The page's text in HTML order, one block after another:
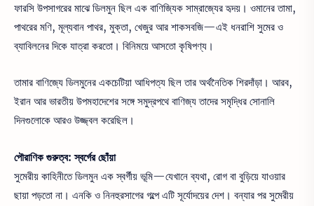
ফারসি উপসাগরের মাঝে ডিলমুন ছিল এক বাণিজ্যিক সাম্রাজ্যের হৃদয়। ওমানের তামা,
পাথরের মণি, মূল্যবান পাথর, মুক্তা, খেজুর আর শাকসবজি—এই ধনরাশি সুমের ও
ব্যাবিলনের দিকে যাত্রা করতো। বিনিময়ে আসতো কৃষিপণ্য।
তামার বাণিজ্যে ডিলমুনের একচেটিয়া আধিপত্য ছিল তার অর্থনৈতিক শিরদাঁড়া। আরব,
ইরান আর ভারতীয় উপমহাদেশের সঙ্গে সমুদ্রপথে বাণিজ্য তাদের সমৃদ্ধির সোনালি
দিনগুলোকে আরও উজ্জ্বল করেছিল।
পৌরাণিক গুরুত্ব: স্বর্গের ছোঁয়া
সুমেরীয় কাহিনীতে ডিলমুন এক স্বর্গীয় ভূমি—যেখানে ব্যথা, রোগ বা বুড়িয়ে যাওয়ার
ছায়া পড়তো না। এনকি ও নিনহুরসাগের গল্পে এটি সূর্যোদয়ের দেশ। বন্যার পর সুমেরীয়